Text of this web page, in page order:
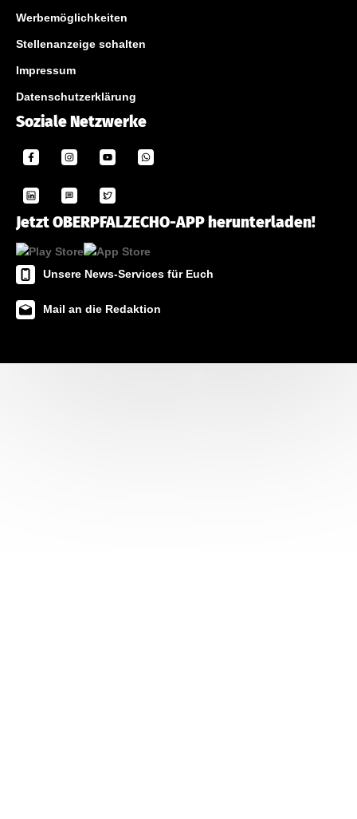
Werbemöglichkeiten
Stellenanzeige schalten
Impressum
Datenschutzerklärung
Soziale Netzwerke
Jetzt OBERPFALZECHO-APP herunterladen!
Unsere News-Services für Euch
Mail an die Redaktion